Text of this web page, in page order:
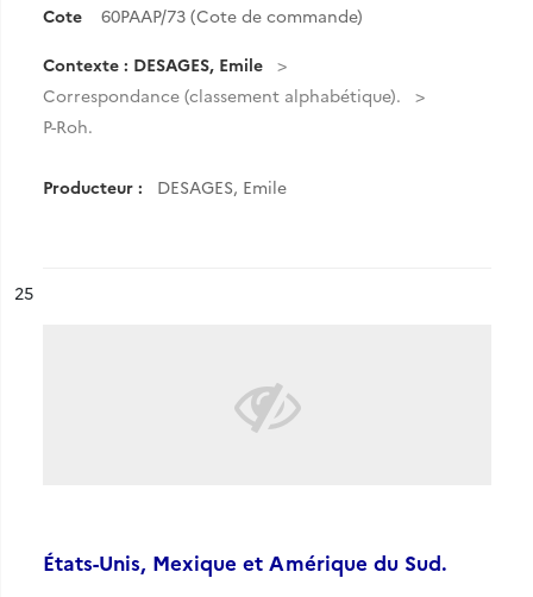
Cote 60PAAP/73 (Cote de commande)
Contexte : DESAGES, Emile
Correspondance (classement alphabétique).
P-Roh.
Producteur : DESAGES, Emile
n°
25
États-Unis, Mexique et Amérique du Sud.